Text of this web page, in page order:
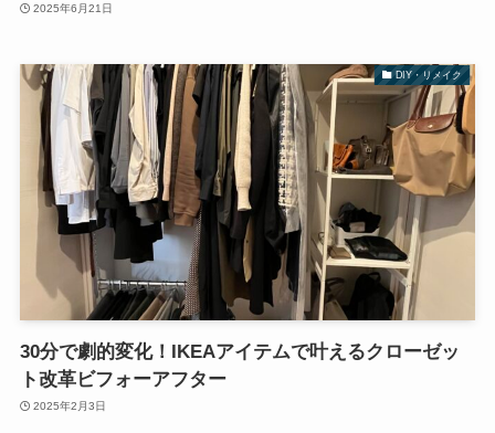
2025年6月21日
DIY・リメイク
30分で劇的変化！IKEAアイテムで叶えるクローゼッ
ト改革ビフォーアフター
2025年2月3日